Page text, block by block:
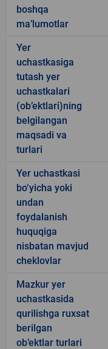
boshqa
ma’lumotlar
Yer
uchastkasiga
tutash yer
uchastkalari
(ob’ektlari)ning
belgilangan
maqsadi va
turlari
Yer uchastkasi
bo‘yicha yoki
undan
foydalanish
huquqiga
nisbatan mavjud
cheklovlar
Mazkur yer
uchastkasida
qurilishga ruxsat
berilgan
ob’ektlar turlari